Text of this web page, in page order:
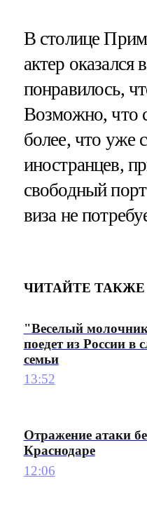
В столице
актер оказался
понравилось,
Возможно, что
более, что уже
иностранцев,
свободный
виза не
ЧИТАЙТЕ ТАКЖЕ
"Веселый
поедет из России в
семьи
13:52
Отражение атаки
Краснодаре
12:06